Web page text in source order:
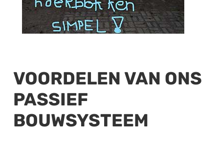
VOORDELEN VAN ONS
PASSIEF
BOUWSYSTEEM